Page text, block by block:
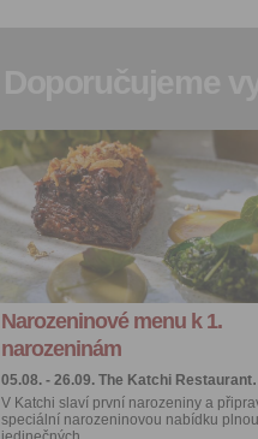
Narozeninové menu k 1.
narozeninám
05.08. - 26.09. The Katchi
V Katchi slaví první narozeniny a
speciální narozeninovou nabídku plnou
Přidat do
oblíbených
Sdílet:
Facebook
export do
kalendáře
Více výhod pro
přihlášené